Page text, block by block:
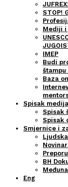
STOP!
Mediji i
IMEP
Budi
štampu
Baza
Spisak
Spisak
Spisak
Smjernice i
BH
Eng